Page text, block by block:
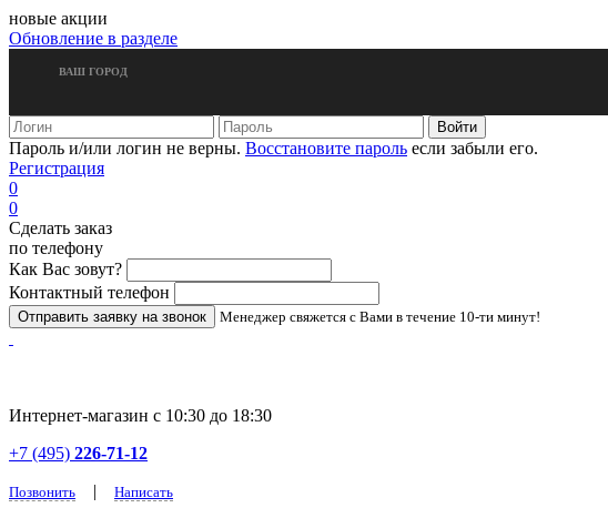
новые акции
Обновление в разделе
ВАШ ГОРОД
Пароль и/или логин не верны. Восстановите пароль если забыли его.
Регистрация
0
0
Сделать заказ
по телефону
Как Вас зовут?
Контактный телефон
Менеджер свяжется с Вами в течение 10-ти минут!
Интернет-магазин с 10:30 до 18:30
+7 (495) 226-71-12
Позвонить | Написать